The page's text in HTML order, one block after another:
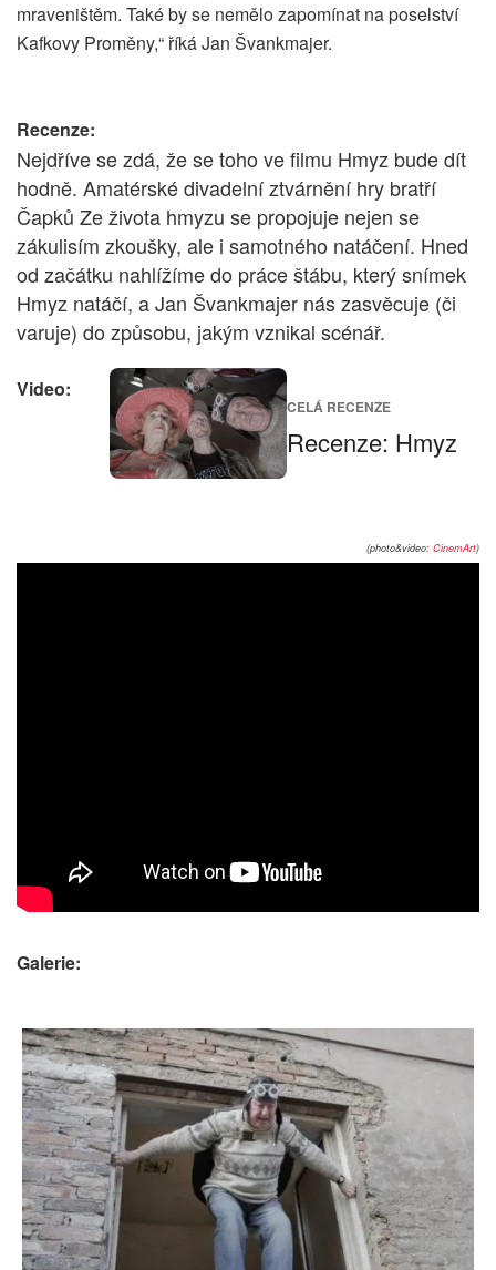
mraveništěm. Také by se nemělo zapomínat na poselství
Kafkovy Proměny,“ říká Jan Švankmajer.
Recenze:
Nejdříve se zdá, že se toho ve filmu Hmyz bude dít
hodně. Amatérské divadelní ztvárnění hry bratří
Čapků Ze života hmyzu se propojuje nejen se
zákulisím zkoušky, ale i samotného natáčení. Hned
od začátku nahlížíme do práce štábu, který snímek
Hmyz natáčí, a Jan Švankmajer nás zasvěcuje (či
varuje) do způsobu, jakým vznikal scénář.
CELÁ RECENZE
Recenze: Hmyz
(photo&video: CinemArt)
Video:
Galerie: